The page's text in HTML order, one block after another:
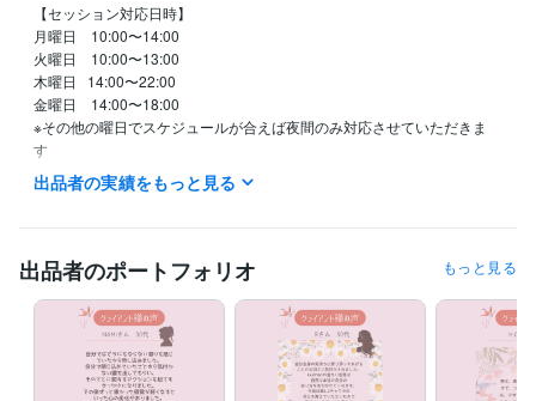
【セッション対応日時】
月曜日　10:00〜14:00
火曜日　10:00〜13:00
木曜日   14:00〜22:00
金曜日　14:00〜18:00
※その他の曜日でスケジュールが合えば夜間のみ対応させていただきま
す
待機中になってない限り急なご予約には対応しかねます
事前のご予約をお勧め致します
職歴
株式会社リバース東京 2019年6月 ~ 現在
アセンションチャネラー®︎ 認定コース アセンションチャネラー
2021
年2月 ~ 現在
平田印刷株式会社 1991年3月 ~ 1991年12月
受賞歴
出品者の実績をもっと見る
出品者のポートフォリオ もっと見る